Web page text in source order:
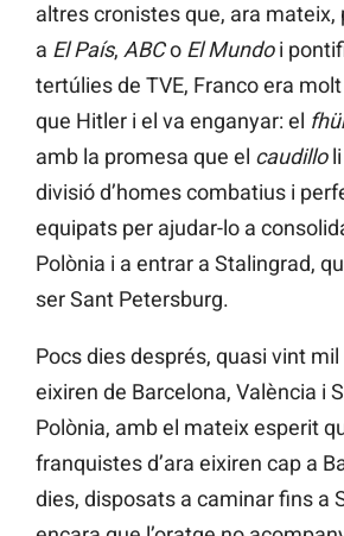
altres cronistes que, ara mateix,
a El País, ABCo El Mundoi
tertúlies de TVE, Franco era
que Hitler i el va enganyar: el
amb la promesa que el caudillo
divisió d’homes combatius i
equipats per ajudar-lo a
Polònia i a entrar a Stalingrad,
ser Sant Petersburg.
Pocs dies després, quasi vint mil
eixiren de Barcelona, València i
Polònia, amb el mateix esperit
franquistes d’ara eixiren cap a
dies, disposats a caminar fins a